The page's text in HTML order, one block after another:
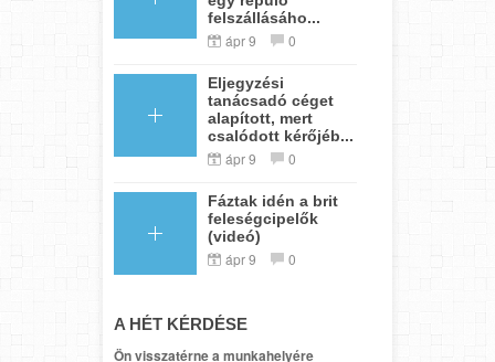
felszállásáho...
ápr 9 0
Eljegyzési
tanácsadó céget
alapított, mert
csalódott kérőjéb...
ápr 9 0
Fáztak idén a brit
feleségcipelők
(videó)
ápr 9 0
A HÉT KÉRDÉSE
Ön visszatérne a munkahelyére